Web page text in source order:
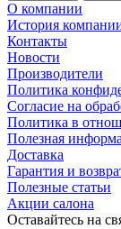
О компании
История
Контакты
Новости
Производители
Политика
Согласие на
Политика в
Полезная
Доставка
Гарантия и
Полезные статьи
Акции салона
Оставайтесь на